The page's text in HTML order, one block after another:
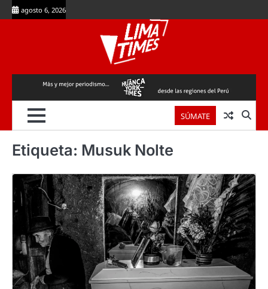
Skip
to
agosto 6, 2026
SÚMATE
Etiqueta: Musuk Nolte